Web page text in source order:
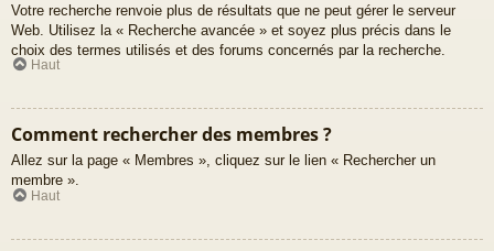
Votre recherche renvoie plus de résultats que ne peut gérer le serveur
Web. Utilisez la « Recherche avancée » et soyez plus précis dans le
choix des termes utilisés et des forums concernés par la recherche.
Haut
Comment rechercher des membres ?
Allez sur la page « Membres », cliquez sur le lien « Rechercher un
membre ».
Haut